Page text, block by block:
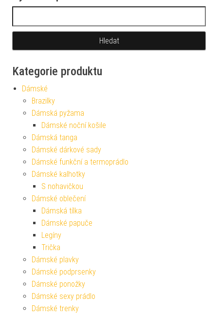
Kategorie produktu
Dámské
Brazilky
Dámská pyžama
Dámské noční košile
Dámská tanga
Dámské dárkové sady
Dámské funkční a termoprádlo
Dámské kalhotky
S nohavičkou
Dámské oblečení
Dámská tílka
Dámské papuče
Legíny
Trička
Dámské plavky
Dámské podprsenky
Dámské ponožky
Dámské sexy prádlo
Dámské trenky